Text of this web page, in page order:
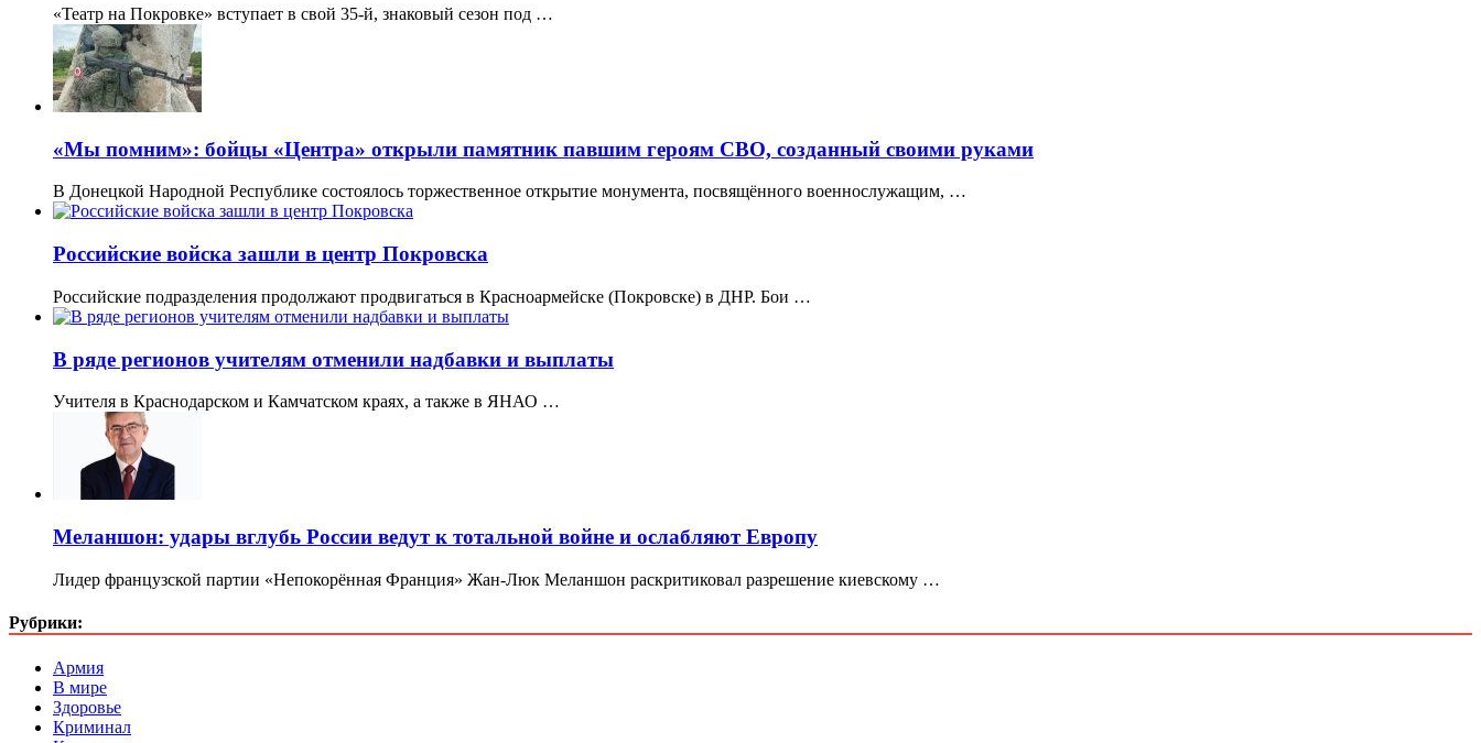
«Театр на Покровке» вступает в свой 35-й, знаковый сезон под …
«Мы помним»: бойцы «Центра» открыли памятник павшим героям СВО, созданный своими руками
В Донецкой Народной Республике состоялось торжественное открытие монумента, посвящённого военнослужащим, …
Российские войска зашли в центр Покровска
Российские подразделения продолжают продвигаться в Красноармейске (Покровске) в ДНР. Бои …
В ряде регионов учителям отменили надбавки и выплаты
Учителя в Краснодарском и Камчатском краях, а также в ЯНАО …
Меланшон: удары вглубь России ведут к тотальной войне и ослабляют Европу
Лидер французской партии «Непокорённая Франция» Жан-Люк Меланшон раскритиковал разрешение киевскому …
Рубрики:
Армия
В мире
Здоровье
Криминал